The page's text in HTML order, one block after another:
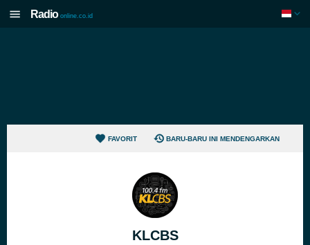
Radio online.co.id
FAVORIT BARU-BARU INI MENDENGARKAN
KLCBS